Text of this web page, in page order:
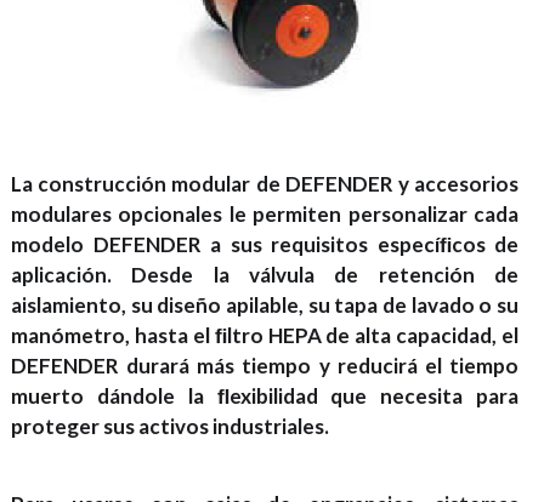
La construcción modular de DEFENDER y accesorios
modulares opcionales le permiten personalizar cada
modelo DEFENDER a sus requisitos especíﬁcos de
aplicación. Desde la válvula de retención de
aislamiento, su diseño apilable, su tapa de lavado o su
manómetro, hasta el ﬁltro HEPA de alta capacidad, el
DEFENDER durará más tiempo y reducirá el tiempo
muerto dándole la ﬂexibilidad que necesita para
proteger sus activos industriales.